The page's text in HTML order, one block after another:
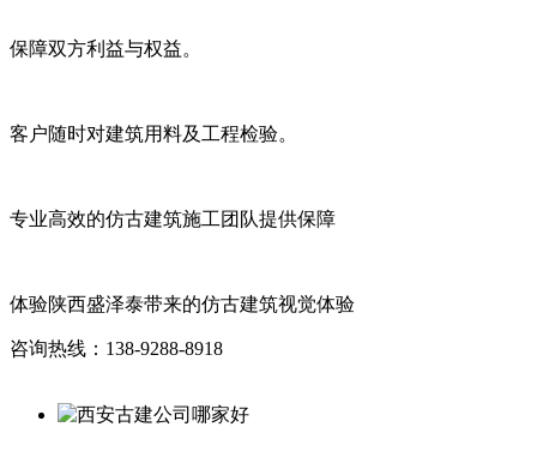
保障双方利益与权益。
客户随时对建筑用料及工程检验。
专业高效的仿古建筑施工团队提供保障
体验陕西盛泽泰带来的仿古建筑视觉体验
咨询热线：138-9288-8918